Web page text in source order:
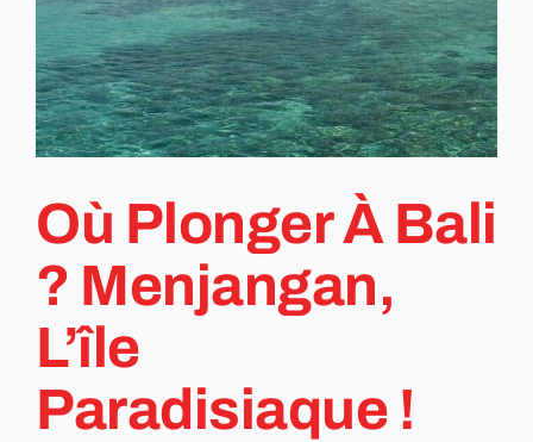
Où Plonger À Bali
? Menjangan,
L’île
Paradisiaque !